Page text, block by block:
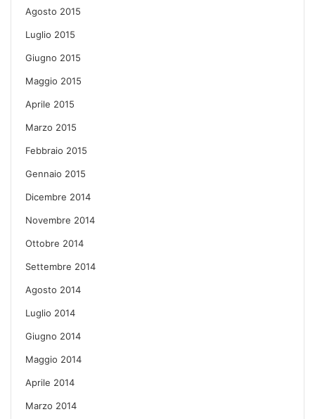
Agosto 2015
Luglio 2015
Giugno 2015
Maggio 2015
Aprile 2015
Marzo 2015
Febbraio 2015
Gennaio 2015
Dicembre 2014
Novembre 2014
Ottobre 2014
Settembre 2014
Agosto 2014
Luglio 2014
Giugno 2014
Maggio 2014
Aprile 2014
Marzo 2014